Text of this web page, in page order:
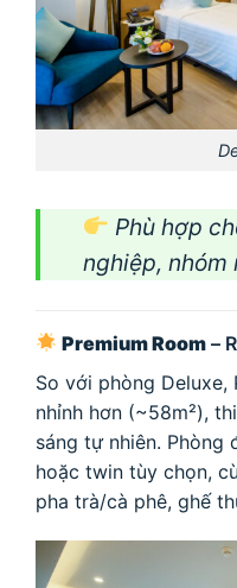
Phù hợp
nghiệp, nhóm
Premium Room –
So với phòng Deluxe,
nhỉnh hơn (~58m²),
sáng tự nhiên.
hoặc twin tùy chọn,
pha trà/cà phê, ghế